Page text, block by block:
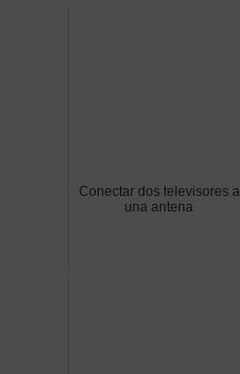
Conectar dos televisores a
una antena